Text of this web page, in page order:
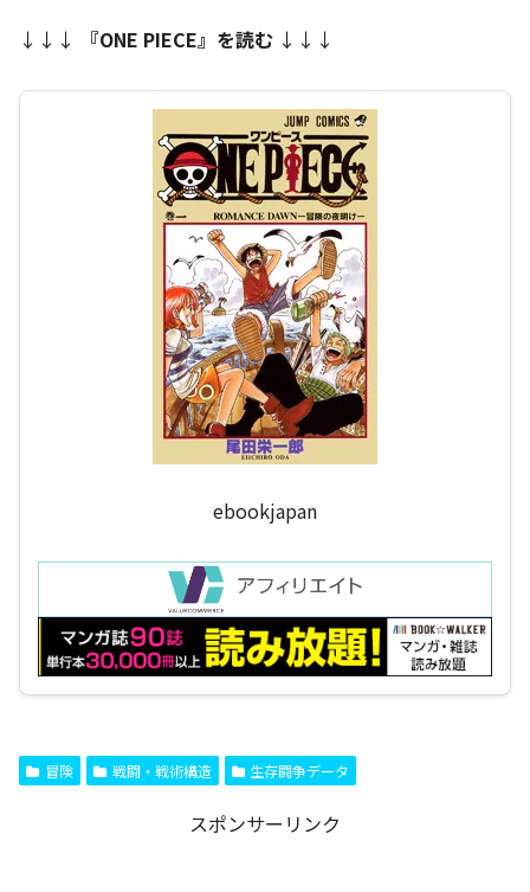
↓↓↓ 『ONE PIECE』を読む ↓↓↓
ebookjapan
冒険 戦闘・戦術構造 生存闘争データ
スポンサーリンク